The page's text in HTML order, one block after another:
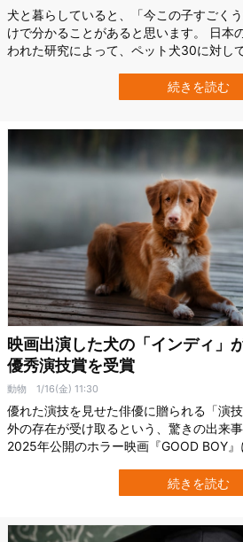
犬と暮らしていると、「今この子すごく
けで分かることがあると思います。 日本
われた研究によって、ペット犬30に対し
（あごが下がる）」「舌ペロ（舌を出す
に寄る）」という4つの表情筋の動きが有
続きを読む
映画出演した犬の「インディ」
優秀演技賞を受賞
動物 1/16(金) 11:30
優れた演技を見せた俳優に贈られる「演
外の存在が受け取るという、驚きの出来
2025年公開のホラー映画『GOOD BOY
賞したのです。 これは、犬が主要な映画
のケースでした。 映画『GOOD BOY』
続きを読む